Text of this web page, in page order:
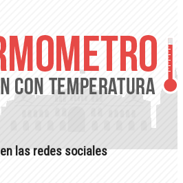
las redes sociales